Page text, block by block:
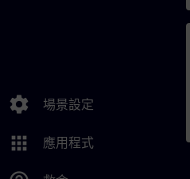
settings 場景設定
apps 應用程式